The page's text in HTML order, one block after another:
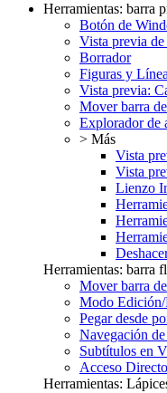
Herramientas: barra
Botón de
Vista previa
Borrador
Figuras y
Vista previa:
Mover barra
Explorador de
> Más
Vista
Vista
Lienzo
Herramientas: barra
Mover barra
Modo Edición/
Pegar desde
Navegación
Subtítulos en
Acceso
Herramientas: